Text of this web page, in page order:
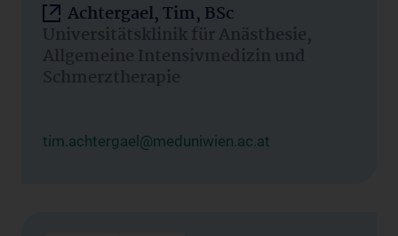
Achtergael, Tim, BSc
Universitätsklinik für Anästhesie,
Allgemeine Intensivmedizin und
Schmerztherapie
tim.achtergael@meduniwien.ac.at